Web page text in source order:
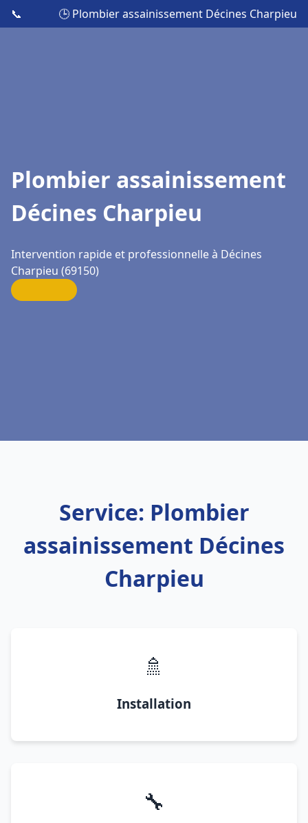
📞 🕒 Plombier assainissement Décines Charpieu
Plombier assainissement
Décines Charpieu
Intervention rapide et professionnelle à Décines
Charpieu (69150)
Service: Plombier
assainissement Décines
Charpieu
🚿
Installation
🔧